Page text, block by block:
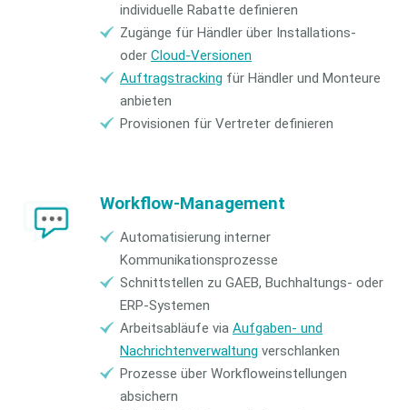
individuelle Rabatte definieren
Zugänge für Händler über Installations-
oder Cloud-Versionen
Auftragstracking für Händler und Monteure
anbieten
Provisionen für Vertreter definieren
Workflow-Management
Automatisierung interner
Kommunikationsprozesse
Schnittstellen zu GAEB, Buchhaltungs- oder
ERP-Systemen
Arbeitsabläufe via Aufgaben- und
Nachrichtenverwaltung verschlanken
Prozesse über Workfloweinstellungen
absichern